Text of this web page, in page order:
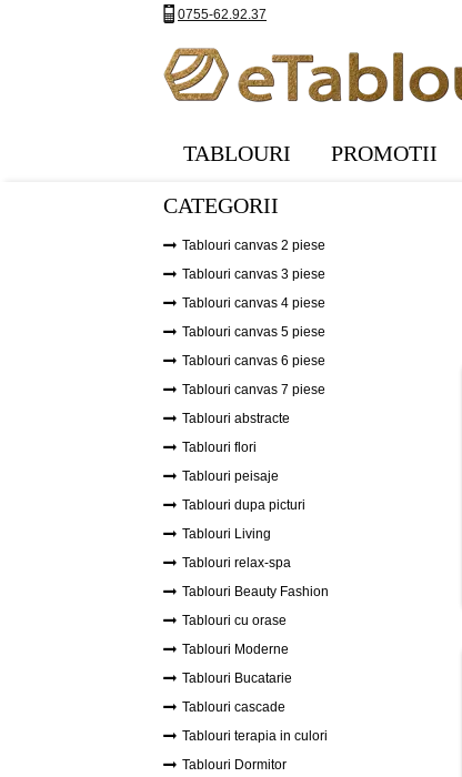
0755-62.92.37
TABLOURI PROMOTII
CATEGORII
Tablouri canvas 2 piese
Tablouri canvas 3 piese
Tablouri canvas 4 piese
Tablouri canvas 5 piese
Tablouri canvas 6 piese
Tablouri canvas 7 piese
Tablouri abstracte
Tablouri flori
Tablouri peisaje
Tablouri dupa picturi
Tablouri Living
Tablouri relax-spa
Tablouri Beauty Fashion
Tablouri cu orase
Tablouri Moderne
Tablouri Bucatarie
Tablouri cascade
Tablouri terapia in culori
Tablouri Dormitor